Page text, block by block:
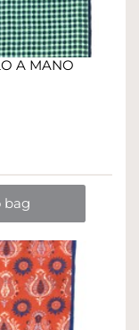
A MANO
bag